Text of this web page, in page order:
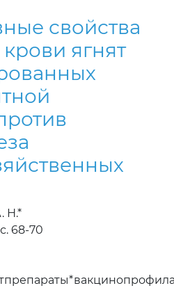
свойства
ягнят
Н.*
68-70